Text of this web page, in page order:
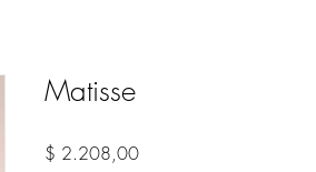
Matisse
$ 2.208,00Precio